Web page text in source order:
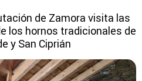
de Zamora visita las
los hornos tradicionales de
y San Ciprián